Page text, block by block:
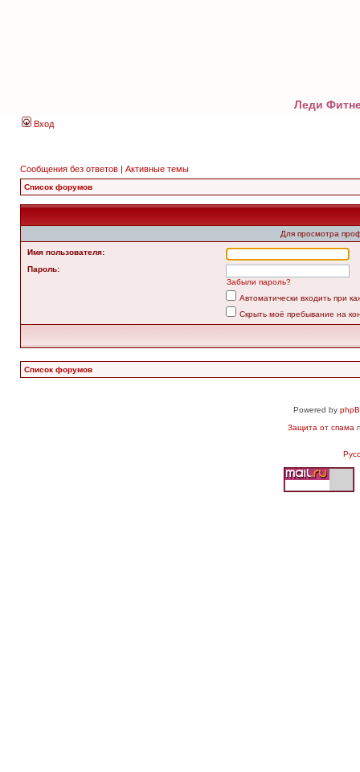
Леди
Вход
Сообщения без ответов | Активные темы
Список форумов
Для просмотра
Имя пользователя:
Пароль:
Забыли пароль?
Автоматически входить при
Скрыть моё пребывание на
Список форумов
Powered by
Защита от спама